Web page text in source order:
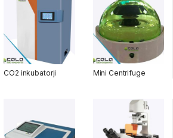
CO2 inkubatorji Mini Centrifuge